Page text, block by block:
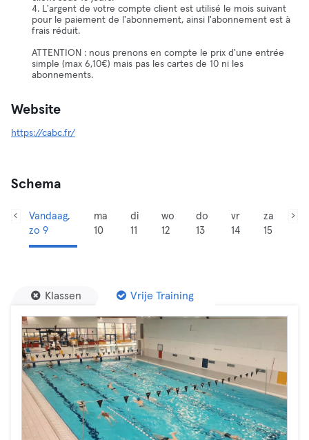
4. L'argent de votre compte client est utilisé le mois suivant
pour le paiement de l'abonnement, ainsi l'abonnement est à
frais réduit.
ATTENTION : nous prenons en compte le prix d'une entrée
simple (max 6,10€) mais pas les cartes de 10 ni les
abonnements.
Website
https://cabc.fr/
Schema
Vandaag,
zo 9
ma
10
di
11
wo
12
do
13
vr
14
za
15
Klassen Vrije Training